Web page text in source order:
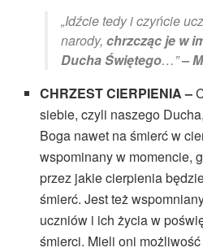
„Idźcie tedy i czyńcie
narody, chrzcząc je w
Ducha Świętego…”–
CHRZEST CIERPIENIA –
siebie, czyli naszego
Boga nawet na śmierć w
wspominany w momencie,
przez jakie cierpienia
śmierć. Jest też
uczniów i ich życia w
śmierci. Mieli oni